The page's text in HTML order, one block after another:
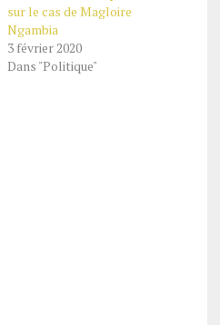
sur le cas de Magloire
Ngambia
3 février 2020
Dans "Politique"